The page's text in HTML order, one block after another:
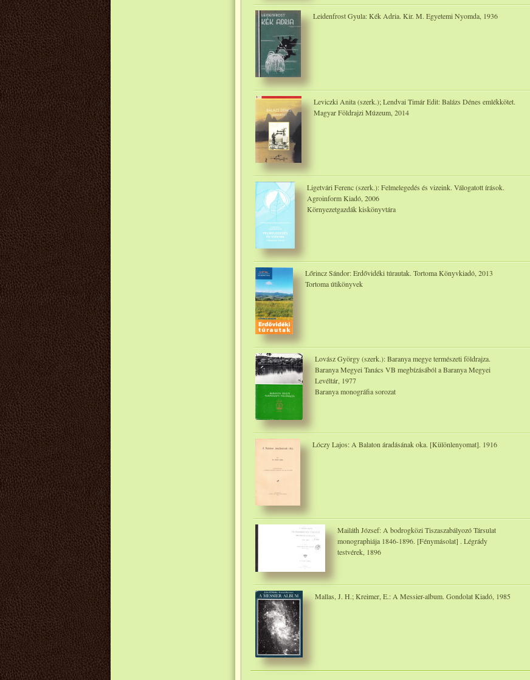
Leidenfrost Gyula: Kék Adria. Kir. M. Egyetemi Nyomda, 1936
Leviczki Anita (szerk.); Lendvai Timár Edit: Balázs Dénes emlékkötet.
Magyar Földrajzi Múzeum, 2014
Ligetvári Ferenc (szerk.): Felmelegedés és vizeink. Válogatott írások.
Agroinform Kiadó, 2006
Környezetgazdák kiskönyvtára
Lőrincz Sándor: Erdővidéki túrautak. Tortoma Könyvkiadó, 2013
Tortoma útikönyvek
Lovász György (szerk.): Baranya megye természeti földrajza.
Baranya Megyei Tanács VB megbízásából a Baranya Megyei
Levéltár, 1977
Baranya monográfia sorozat
Lóczy Lajos: A Balaton áradásának oka. [Különlenyomat]. 1916
Mailáth József: A bodrogközi Tiszaszabályozó Társulat
monographiája 1846-1896. [Fénymásolat] . Légrády
testvérek, 1896
Mallas, J. H.; Kreimer, E.: A Messier-album. Gondolat Kiadó, 1985